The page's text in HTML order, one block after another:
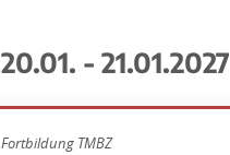
20.01. - 21.01.2027
Fortbildung TMBZ